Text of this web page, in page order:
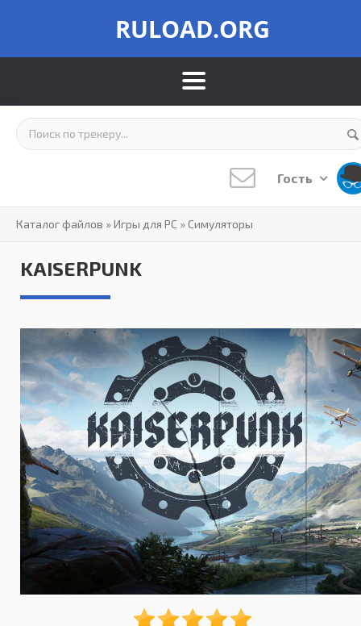
RULOAD.ORG
Гость
Каталог файлов »Игры для PC »Симуляторы
KAISERPUNK